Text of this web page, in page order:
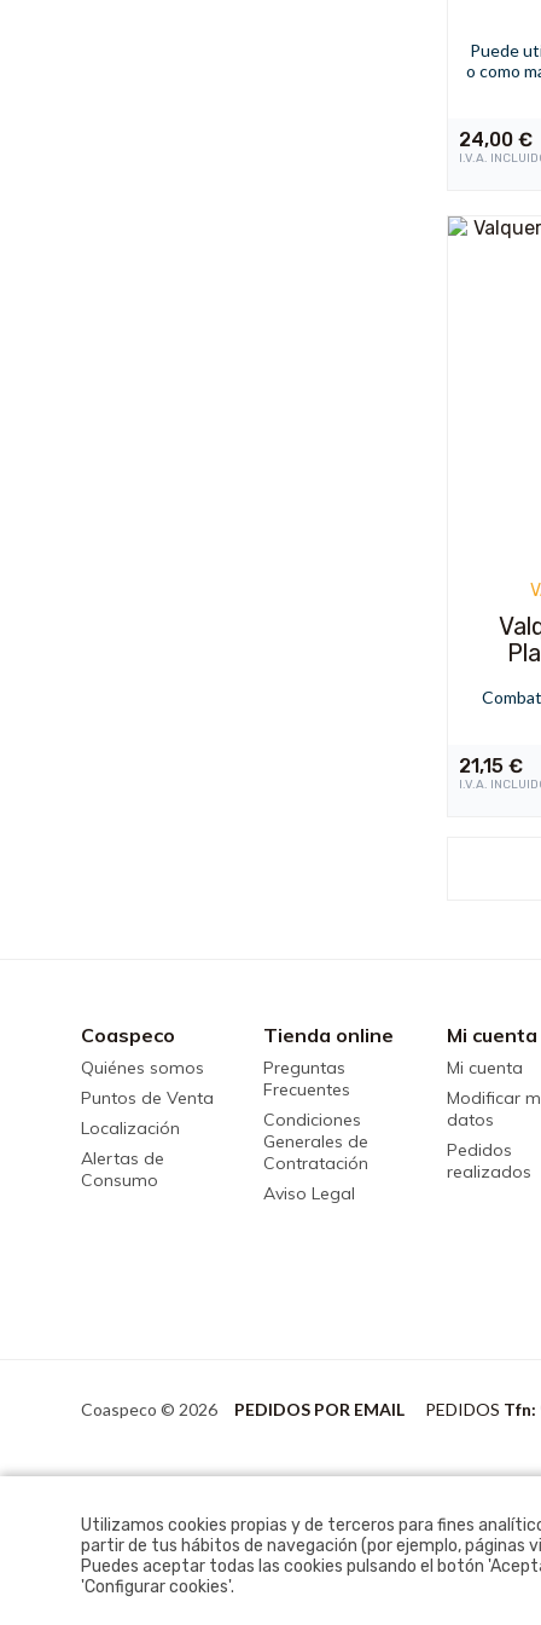
Puede
o como
24,00 €
I.V.A.
21,15 €
I.V.A.
Coaspeco
Quiénes somos
Puntos de Venta
Localización
Alertas de
Consumo
Tienda online
Preguntas
Frecuentes
Condiciones
Generales de
Contratación
Aviso Legal
Mi cuenta
Mi cuenta
Modificar
datos
Pedidos
realizados
Coaspeco © 2026 PEDIDOS POR EMAIL PEDIDOS Tfn:
Utilizamos cookies propias y de terceros para fines
partir de tus hábitos de navegación (por ejemplo, páginas
Puedes aceptar todas las cookies pulsando el botón
'Configurar cookies'.